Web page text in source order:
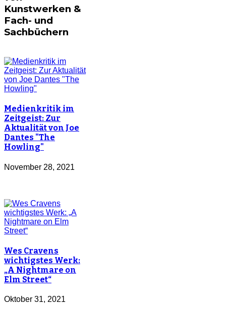
Kunstwerken &
Fach- und
Sachbüchern
Medienkritik im
Zeitgeist: Zur
Aktualität von Joe
Dantes "The
Howling"
November 28, 2021
Wes Cravens
wichtigstes Werk:
„A Nightmare on
Elm Street“
Oktober 31, 2021